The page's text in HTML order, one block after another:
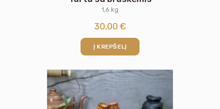
1,6 kg
30,00 €
Į KREPŠELĮ